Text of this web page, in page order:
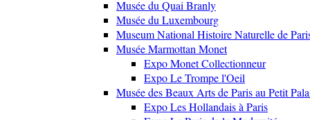
Musée du Quai Branly
Musée du Luxembourg
Museum National Histoire Naturelle de
Musée Marmottan Monet
Expo Monet Collectionneur
Expo Le Trompe l'Oeil
Musée des Beaux Arts de Paris au Petit
Expo Les Hollandais à Paris